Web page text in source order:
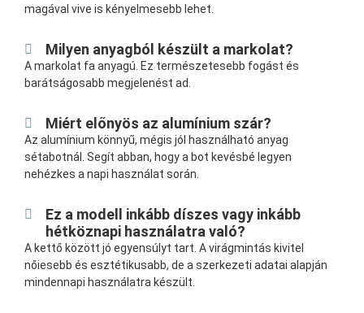
magával vive is kényelmesebb lehet.
Milyen anyagból készült a markolat?
A markolat fa anyagú. Ez természetesebb fogást és
barátságosabb megjelenést ad.
Miért előnyös az alumínium szár?
Az alumínium könnyű, mégis jól használható anyag
sétabotnál. Segít abban, hogy a bot kevésbé legyen
nehézkes a napi használat során.
Ez a modell inkább díszes vagy inkább
hétköznapi használatra való?
A kettő között jó egyensúlyt tart. A virágmintás kivitel
nőiesebb és esztétikusabb, de a szerkezeti adatai alapján
mindennapi használatra készült.